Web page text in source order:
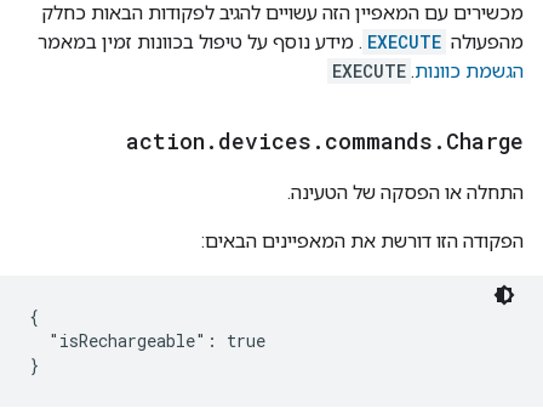
מכשירים עם המאפיין הזה עשויים להגיב לפקודות הבאות כחלק
מהפעולה EXECUTE . מידע נוסף על טיפול בכוונות זמין במאמר
הגשמת כוונות.
EXECUTE
action . devices . commands . Charge
התחלה או הפסקה של הטעינה.
הפקודה הזו דורשת את המאפיינים הבאים:
{
  "isRechargeable": true